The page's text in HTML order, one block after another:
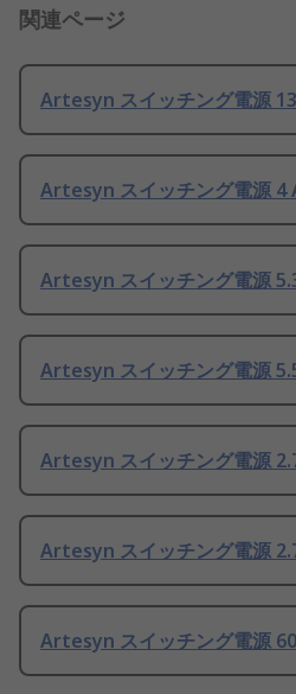
関連ページ
Artesyn スイッチング電源
Artesyn スイッチング電源 4
Artesyn スイッチング電源
Artesyn スイッチング電源
Artesyn スイッチング電源
Artesyn スイッチング電源
Artesyn スイッチング電源